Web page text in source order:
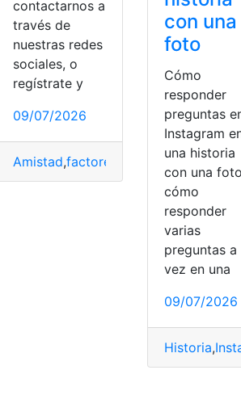
contactarnos a
través de
nuestras redes
sociales, o
regístrate y
09/07/2026
Amistad,factores Instagram,serie,
con una
foto
Cómo
responder
preguntas
Instagram
una historia
con una
cómo
responder
varias
preguntas a
vez en una
09/07/2026
Historia,